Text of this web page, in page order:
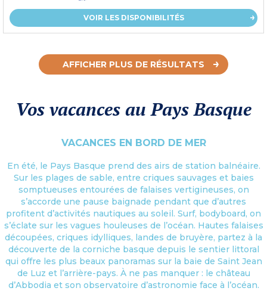
VOIR LES DISPONIBILITÉS
AFFICHER PLUS DE RÉSULTATS
Vos vacances au Pays Basque
VACANCES EN BORD DE MER
En été, le Pays Basque prend des airs de station balnéaire.
Sur les plages de sable, entre criques sauvages et baies
somptueuses entourées de falaises vertigineuses, on
s’accorde une pause baignade pendant que d’autres
profitent d’activités nautiques au soleil. Surf, bodyboard, on
s’éclate sur les vagues houleuses de l’océan. Hautes falaises
découpées, criques idylliques, landes de bruyère, partez à la
découverte de la corniche basque depuis le sentier littoral
qui offre les plus beaux panoramas sur la baie de Saint Jean
de Luz et l’arrière-pays. À ne pas manquer : le château
d’Abbodia et son observatoire d’astronomie face à l’océan.